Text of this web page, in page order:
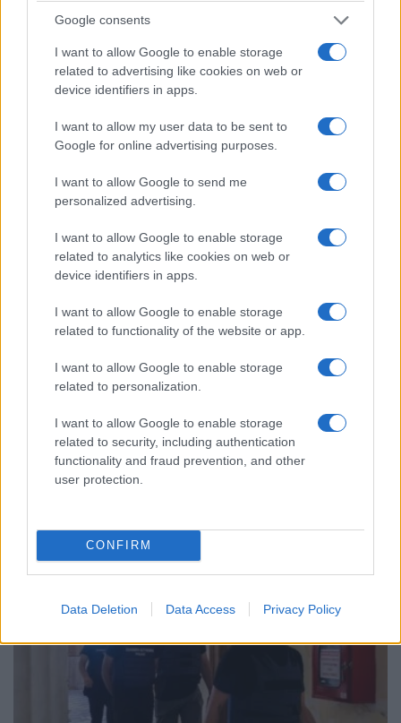
Google consents
I want to allow Google to enable storage
related to advertising like cookies on web or
device identifiers in apps.
I want to allow my user data to be sent to
Google for online advertising purposes.
I want to allow Google to send me
personalized advertising.
I want to allow Google to enable storage
related to analytics like cookies on web or
device identifiers in apps.
I want to allow Google to enable storage
related to functionality of the website or app.
I want to allow Google to enable storage
related to personalization.
I want to allow Google to enable storage
related to security, including authentication
functionality and fraud prevention, and other
user protection.
CONFIRM
Data Deletion Data Access Privacy Policy
Δυτική Αττική: Καλύτερη σήμερα η εικόνα – Σε
144.243 στρέμματα ανέρχεται η καμένη έκταση
σε Αττικοβοιωτία
ΕΛΛΑΔΑ
5/08/2026 - 8:10πμ